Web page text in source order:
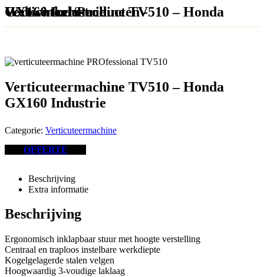
Webwinkel/Producten - Verticuteermachine TV510 – Honda GX160 Industrie
Verticuteermachine TV510 – Honda
GX160 Industrie
Categorie: Verticuteermachine
OFFERTE
Beschrijving
Extra informatie
Beschrijving
Ergonomisch inklapbaar stuur met hoogte verstelling
Centraal en traploos instelbare werkdiepte
Kogelgelagerde stalen velgen
Hoogwaardig 3-voudige laklaag